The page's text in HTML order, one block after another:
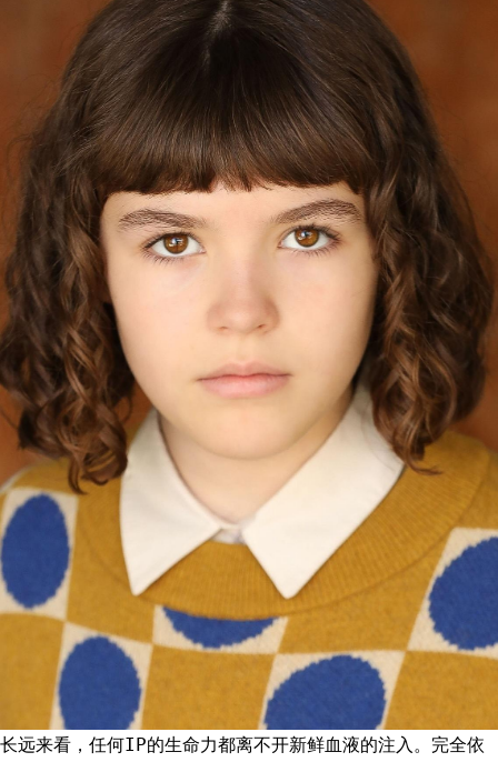
长远来看，任何IP的生命力都离不开新鲜血液的注入。完全依